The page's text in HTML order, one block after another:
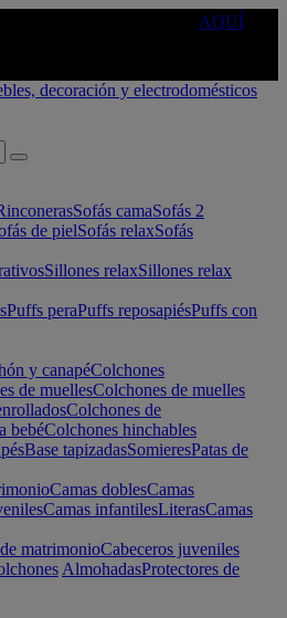
AQUÍ
Sofás camaSofás 2
de pielSofás relaxSofás
Sillones relaxSillones relax
Puffs peraPuffs reposapiésPuffs con
y canapéColchones
de muellesColchones de muelles
Colchones de
bebéColchones hinchables
Base tapizadasSomieresPatas de
Camas doblesCamas
Camas infantilesLiterasCamas
matrimonioCabeceros juveniles
AlmohadasProtectores de